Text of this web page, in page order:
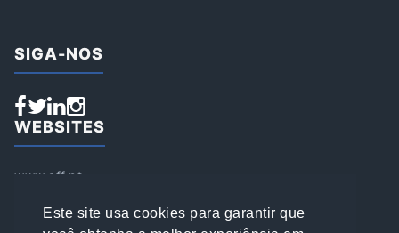
Este site usa cookies para garantir que
SIGA-NOS
WEBSITES
www.aff.pt
www.loja.affsports.pt
PESQUISAR